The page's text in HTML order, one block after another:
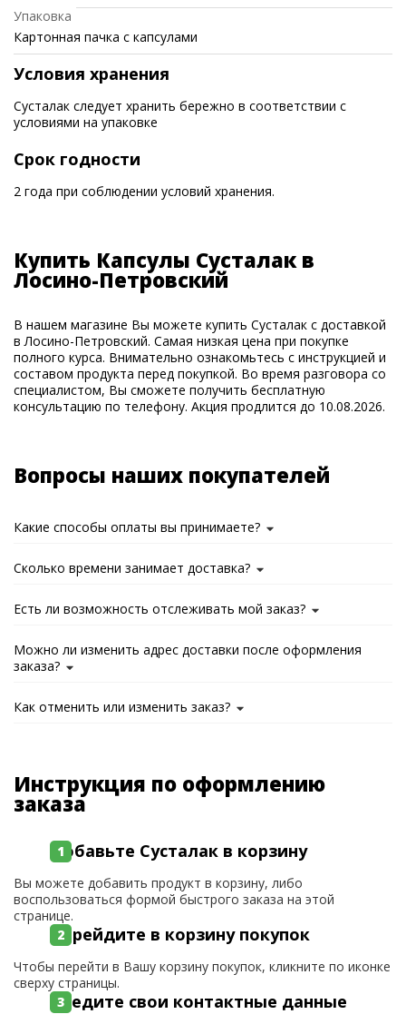
Упаковка
Картонная пачка с капсулами
Условия хранения
Сусталак следует хранить бережно в соответствии с
условиями на упаковке
Срок годности
2 года при соблюдении условий хранения.
Купить Капсулы Сусталак в
Лосино-Петровский
В нашем магазине Вы можете купить Сусталак с доставкой
в Лосино-Петровский. Самая низкая цена при покупке
полного курса. Внимательно ознакомьтесь с инструкцией и
составом продукта перед покупкой. Во время разговора со
специалистом, Вы сможете получить бесплатную
консультацию по телефону. Акция продлится до 10.08.2026.
Вопросы наших покупателей
Какие способы оплаты вы принимаете?
Сколько времени занимает доставка?
Есть ли возможность отслеживать мой заказ?
Можно ли изменить адрес доставки после оформления
заказа?
Как отменить или изменить заказ?
Инструкция по оформлению
заказа
Добавьте Сусталак в корзину
Вы можете добавить продукт в корзину, либо
воспользоваться формой быстрого заказа на этой
странице.
Перейдите в корзину покупок
Чтобы перейти в Вашу корзину покупок, кликните по иконке
сверху страницы.
Введите свои контактные данные